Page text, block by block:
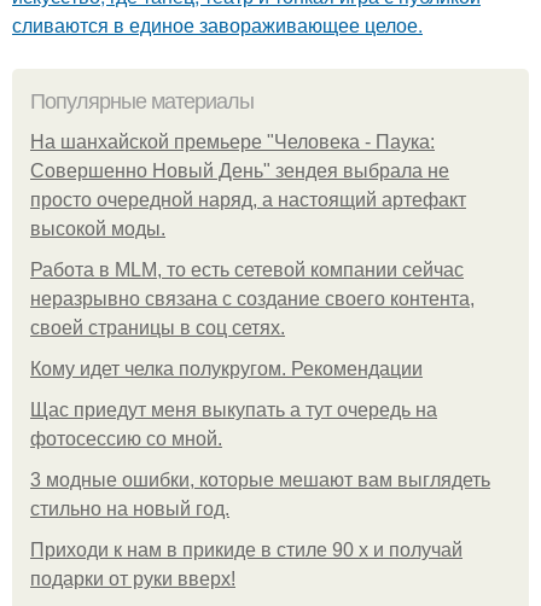
сливаются в единое завораживающее целое.
Популярные материалы
На шанхайской премьере "Человека - Паука:
Совершенно Новый День" зендея выбрала не
просто очередной наряд, а настоящий артефакт
высокой моды.
Работа в MLM, то есть сетевой компании сейчас
неразрывно связана с создание своего контента,
своей страницы в соц сетях.
Кому идет челка полукругом. Рекомендации
Щас приедут меня выкупать а тут очередь на
фотосессию со мной.
3 модные ошибки, которые мешают вам выглядеть
стильно на новый год.
Приходи к нам в прикиде в стиле 90 х и получай
подарки от руки вверх!